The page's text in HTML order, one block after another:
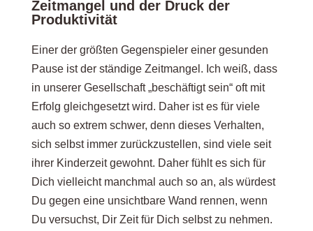
Zeitmangel und der Druck der
Produktivität
Einer der größten Gegenspieler einer gesunden
Pause ist der ständige Zeitmangel. Ich weiß, dass
in unserer Gesellschaft „beschäftigt sein“ oft mit
Erfolg gleichgesetzt wird. Daher ist es für viele
auch so extrem schwer, denn dieses Verhalten,
sich selbst immer zurückzustellen, sind viele seit
ihrer Kinderzeit gewohnt. Daher fühlt es sich für
Dich vielleicht manchmal auch so an, als würdest
Du gegen eine unsichtbare Wand rennen, wenn
Du versuchst, Dir Zeit für Dich selbst zu nehmen.